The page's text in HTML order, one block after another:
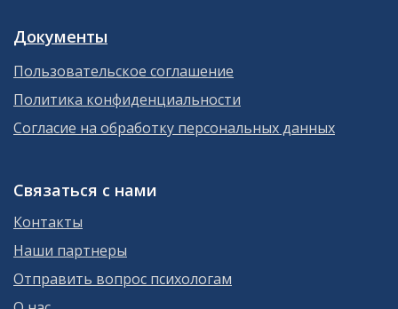
Документы
Пользовательское соглашение
Политика конфиденциальности
Согласие на обработку персональных данных
Связаться с нами
Контакты
Наши партнеры
Отправить вопрос психологам